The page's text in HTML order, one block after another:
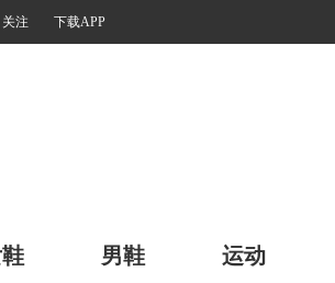
关注 下载APP
男鞋 运动